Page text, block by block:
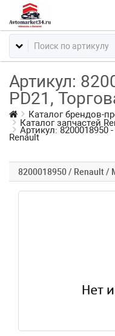
Артикул:
PD21,
Каталог брендов-
Каталог запчастей
Артикул: 8200018950
Renault
8200018950 / Renault /